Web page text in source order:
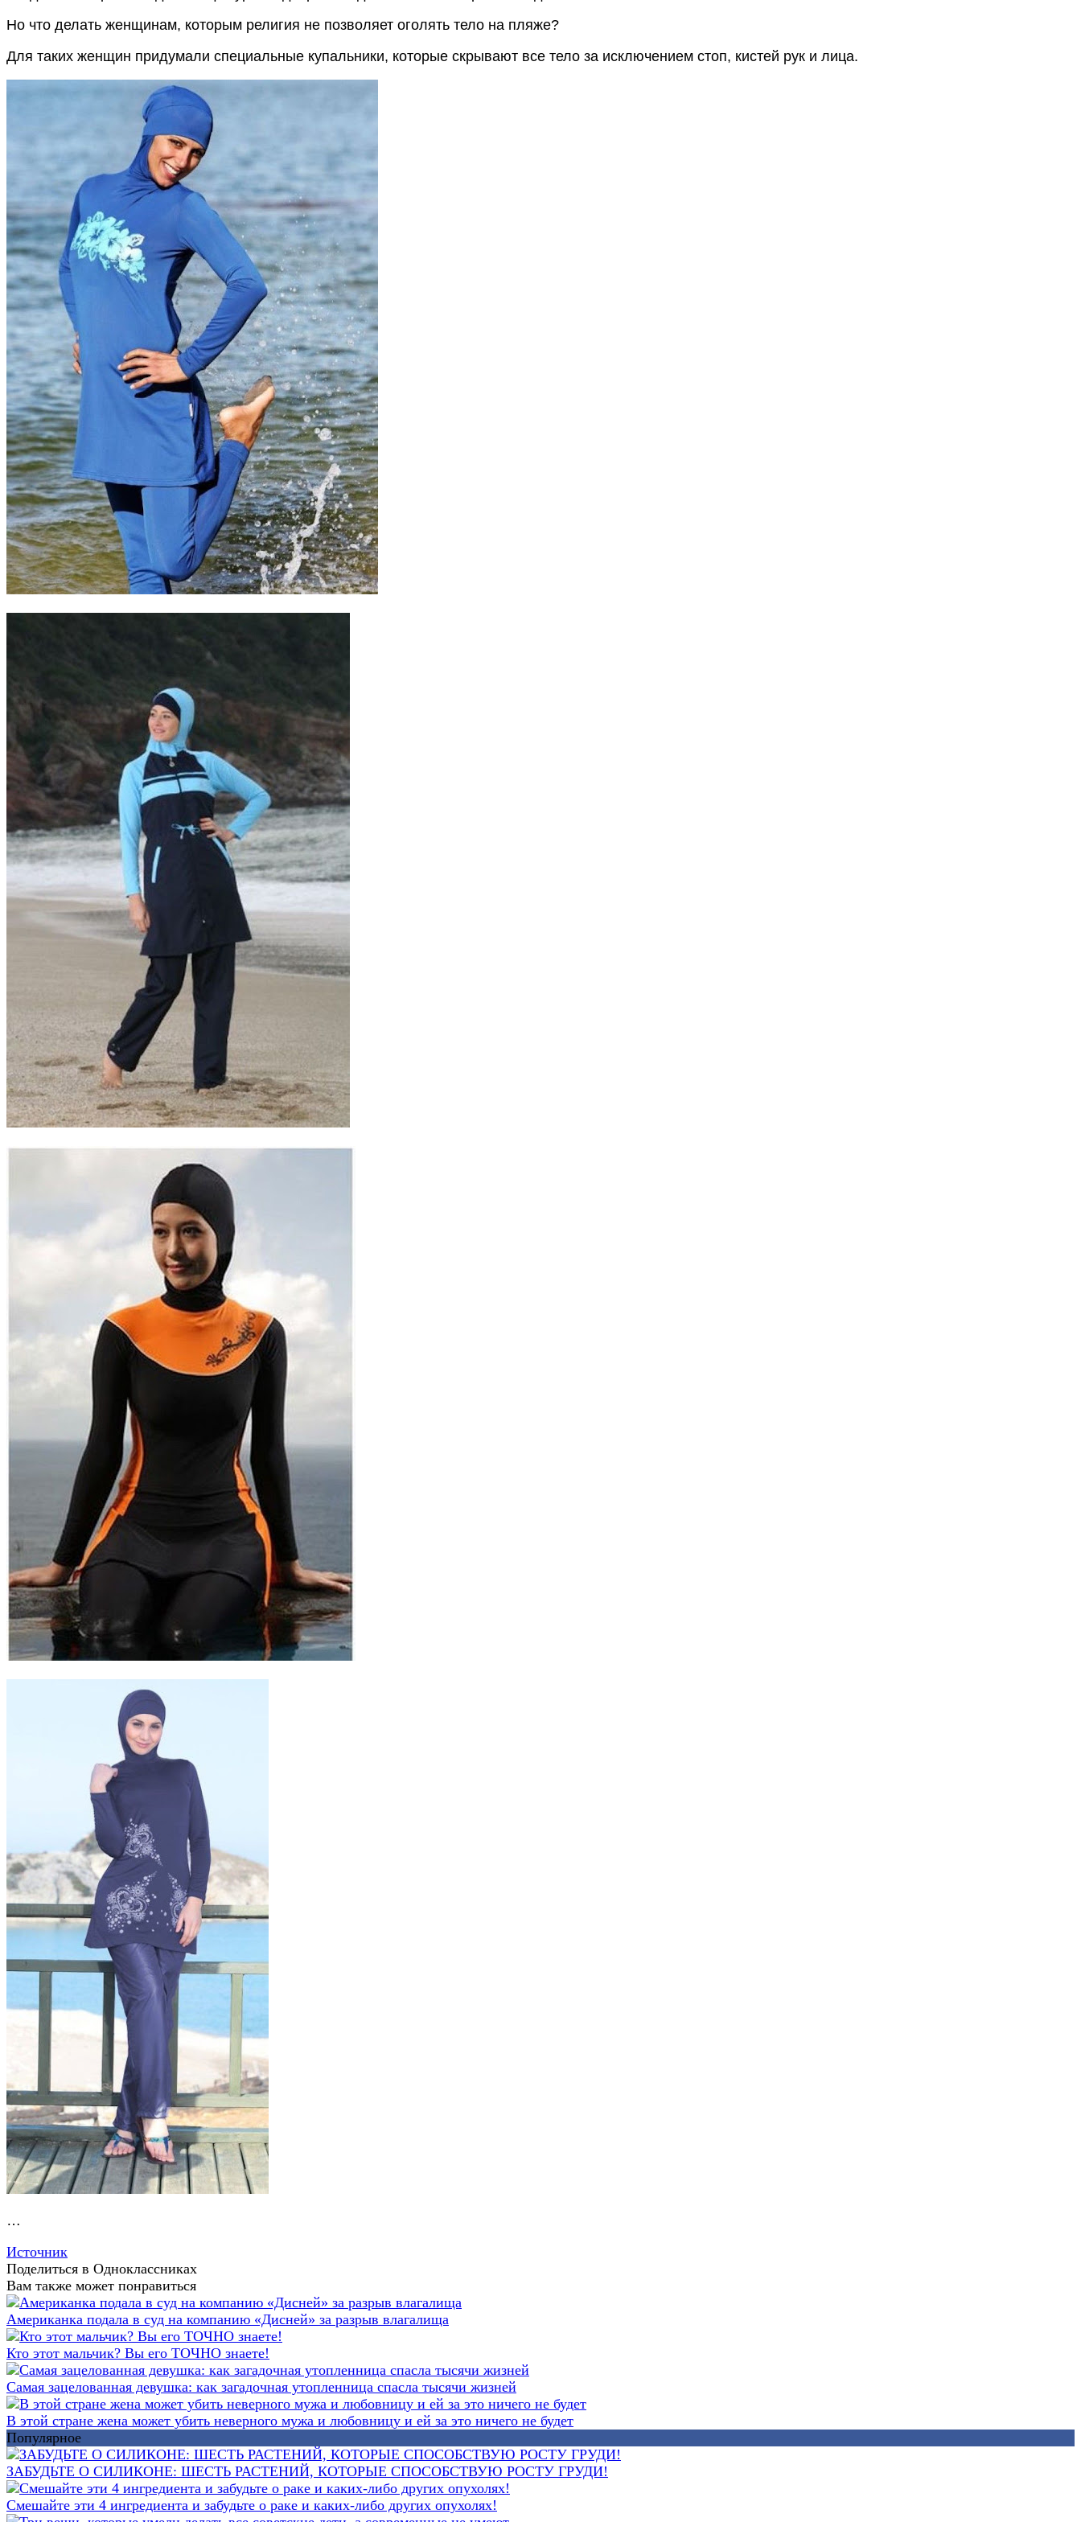
Но что делать женщинам, которым религия не позволяет оголять тело на пляже?
Для таких женщин придумали специальные купальники, которые скрывают все тело за исключением стоп, кистей рук и лица.
…
Источник
Поделиться в Одноклассниках
Вам также может понравиться
Американка подала в суд на компанию «Дисней» за разрыв влагалища
Кто этот мальчик? Вы его ТОЧНО знаете!
Самая зацелованная девушка: как загадочная утопленница спасла тысячи жизней
В этой стране жена может убить неверного мужа и любовницу и ей за это ничего не будет
Популярное
ЗАБУДЬТЕ О СИЛИКОНЕ: ШЕСТЬ РАСТЕНИЙ, КОТОРЫЕ СПОСОБСТВУЮ РОСТУ ГРУДИ!
Смешайте эти 4 ингредиента и забудьте о раке и каких-либо других опухолях!